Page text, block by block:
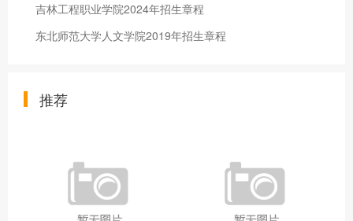
吉林工程职业学院2024年招生章程
东北师范大学人文学院2019年招生章程
推荐